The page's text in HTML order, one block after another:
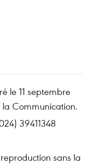
le 11 septembre
Communication.
39411348
sans la